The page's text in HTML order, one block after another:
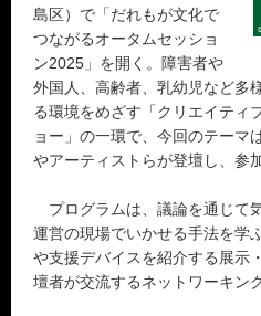
島区）で「だれもが文化で
つながるオータムセッショ
ン2025」を開く。障害者や
外国人、高齢者、乳幼児など多
る環境をめざす「クリエイティ
ョー」の一環で、今回のテーマ
やアーティストらが登壇し、参
プログラムは、議論を通じて
運営の現場でいかせる手法を学
や支援デバイスを紹介する展示
壇者が交流するネットワーキン